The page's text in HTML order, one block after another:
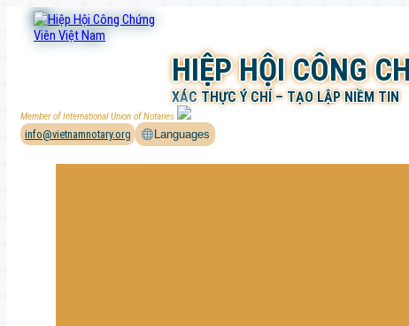
Chuyển
HIỆP HỘI CÔNG
XÁC THỰC Ý CHÍ – TẠO LẬP NIỀM TIN
Member of International Union of Notaries
info@vietnamnotary.org Languages